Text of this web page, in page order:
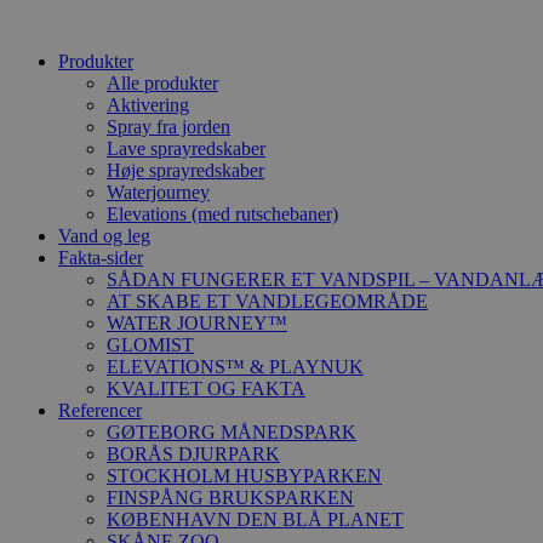
Produkter
Alle produkter
Aktivering
Spray fra jorden
Lave sprayredskaber
Høje sprayredskaber
Waterjourney
Elevations (med rutschebaner)
Vand og leg
Fakta-sider
SÅDAN FUNGERER ET VANDSPIL –
AT SKABE ET VANDLEGEOMRÅDE
WATER JOURNEY™
GLOMIST
ELEVATIONS™ & PLAYNUK
KVALITET OG FAKTA
Referencer
GØTEBORG MÅNEDSPARK
BORÅS DJURPARK
STOCKHOLM HUSBYPARKEN
FINSPÅNG BRUKSPARKEN
KØBENHAVN DEN BLÅ PLANET